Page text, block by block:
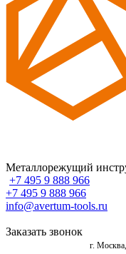
Металлорежущий
+7 495 9 888 966
+7 495 9 888 966
info@avertum-tools.ru
Заказать звонок
г.